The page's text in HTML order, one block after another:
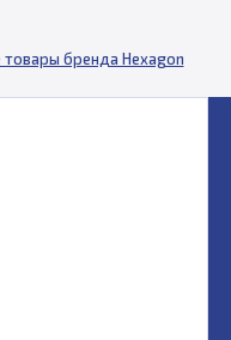
товары бренда Hexagon